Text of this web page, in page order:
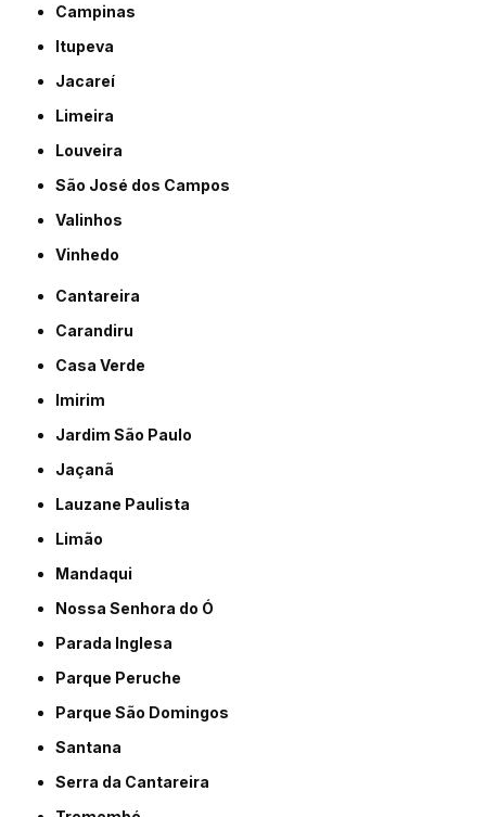
Campinas
Itupeva
Jacareí
Limeira
Louveira
São José dos Campos
Valinhos
Vinhedo
Cantareira
Carandiru
Casa Verde
Imirim
Jardim São Paulo
Jaçanã
Lauzane Paulista
Limão
Mandaqui
Nossa Senhora do Ó
Parada Inglesa
Parque Peruche
Parque São Domingos
Santana
Serra da Cantareira